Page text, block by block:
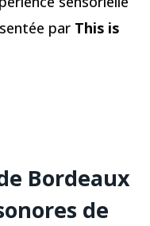
par This is
Bordeaux
de